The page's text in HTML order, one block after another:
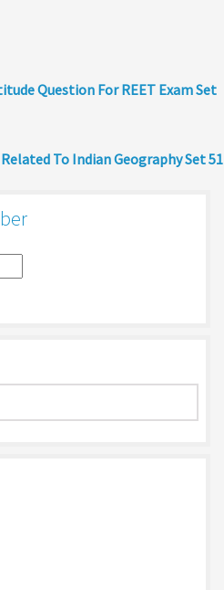
Question For REET Exam Set
To Indian Geography Set 51